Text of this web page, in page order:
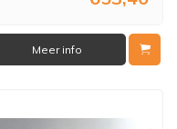
Meer info